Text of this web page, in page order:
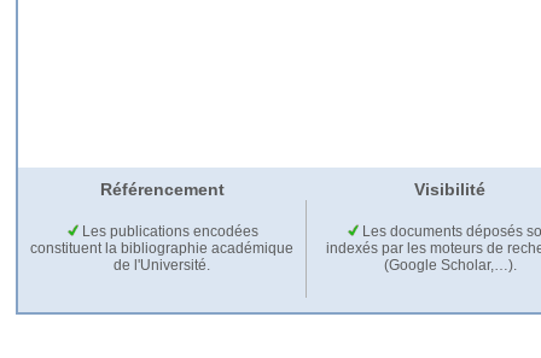
Référencement Visibilité
Les publications encodées
constituent la bibliographie académique
de l'Université.
Les documents déposés
indexés par les moteurs de
(Google Scholar,…).